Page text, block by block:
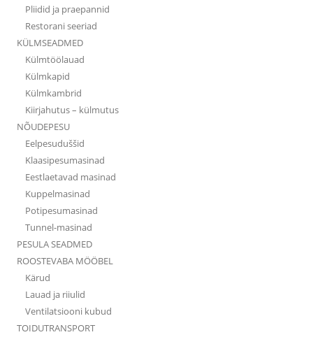
Pliidid ja praepannid
Restorani seeriad
KÜLMSEADMED
Külmtöölauad
Külmkapid
Külmkambrid
Kiirjahutus – külmutus
NÕUDEPESU
Eelpesuduššid
Klaasipesumasinad
Eestlaetavad masinad
Kuppelmasinad
Potipesumasinad
Tunnel-masinad
PESULA SEADMED
ROOSTEVABA MÖÖBEL
Kärud
Lauad ja riiulid
Ventilatsiooni kubud
TOIDUTRANSPORT